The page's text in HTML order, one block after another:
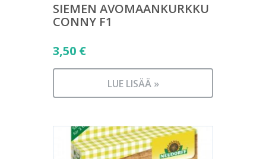
SIEMEN AVOMAANKURKKU
CONNY F1
3,50 €
LUE LISÄÄ »